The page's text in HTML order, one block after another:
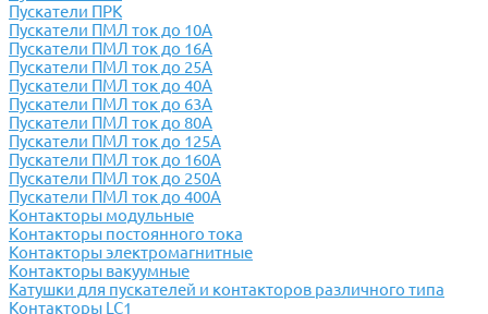
Пускатели ПРК
Пускатели ПМЛ ток до 10А
Пускатели ПМЛ ток до 16А
Пускатели ПМЛ ток до 25А
Пускатели ПМЛ ток до 40А
Пускатели ПМЛ ток до 63А
Пускатели ПМЛ ток до 80А
Пускатели ПМЛ ток до 125А
Пускатели ПМЛ ток до 160А
Пускатели ПМЛ ток до 250А
Пускатели ПМЛ ток до 400А
Контакторы модульные
Контакторы постоянного тока
Контакторы электромагнитные
Контакторы вакуумные
Катушки для пускателей и контакторов различного типа
Контакторы LC1